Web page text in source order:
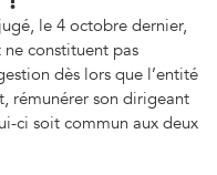
le 4 octobre dernier,
constituent pas
dès lors que l’entité
rémunérer son dirigeant
ci soit commun aux deux